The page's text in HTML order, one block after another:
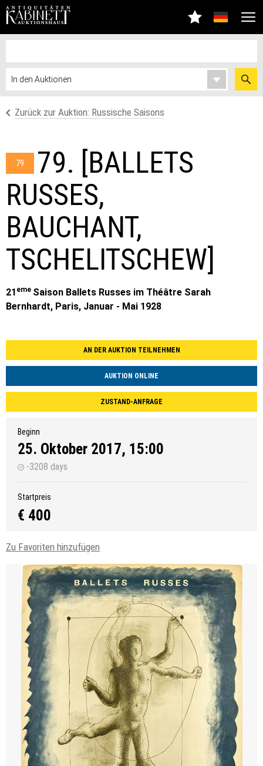
Zurück zur Auktion: Russische Saisons
79
79. [BALLETS
RUSSES,
BAUCHANT,
TSCHELITSCHEW]
21 eme Saison Ballets Russes im Théâtre Sarah
Bernhardt, Paris, Januar - Mai 1928.
AN DER AUKTION TEILNEHMEN
AUKTION ONLINE
ZUSTAND-ANFRAGE
Beginn
25. Oktober 2017, 15:00
-3208 days
Startpreis
€ 400
Zu Favoriten hinzufügen